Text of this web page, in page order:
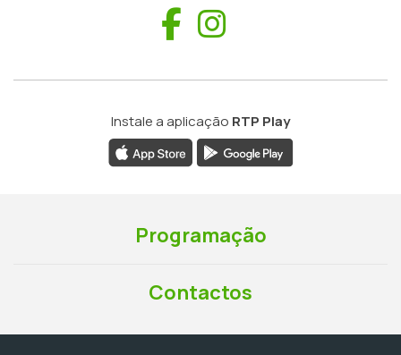
Facebook
Instale a aplicação RTP Play
Programação
Contactos